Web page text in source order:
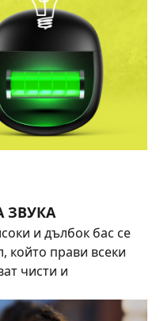
ЗВУКА
и дълбок бас се
който прави всеки
чисти и